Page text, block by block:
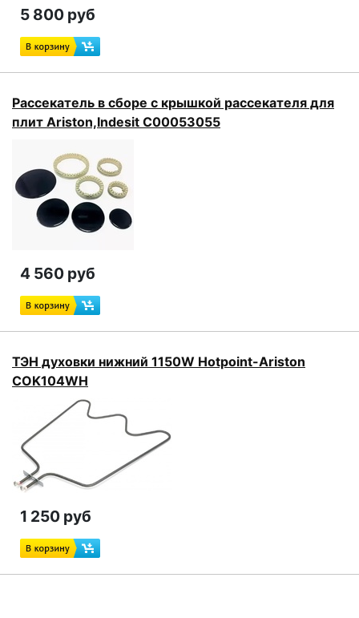
5 800 руб
Рассекатель в сборе с крышкой рассекателя для
плит Ariston,Indesit C00053055
4 560 руб
ТЭН духовки нижний 1150W Hotpoint-Ariston
COK104WH
1 250 руб